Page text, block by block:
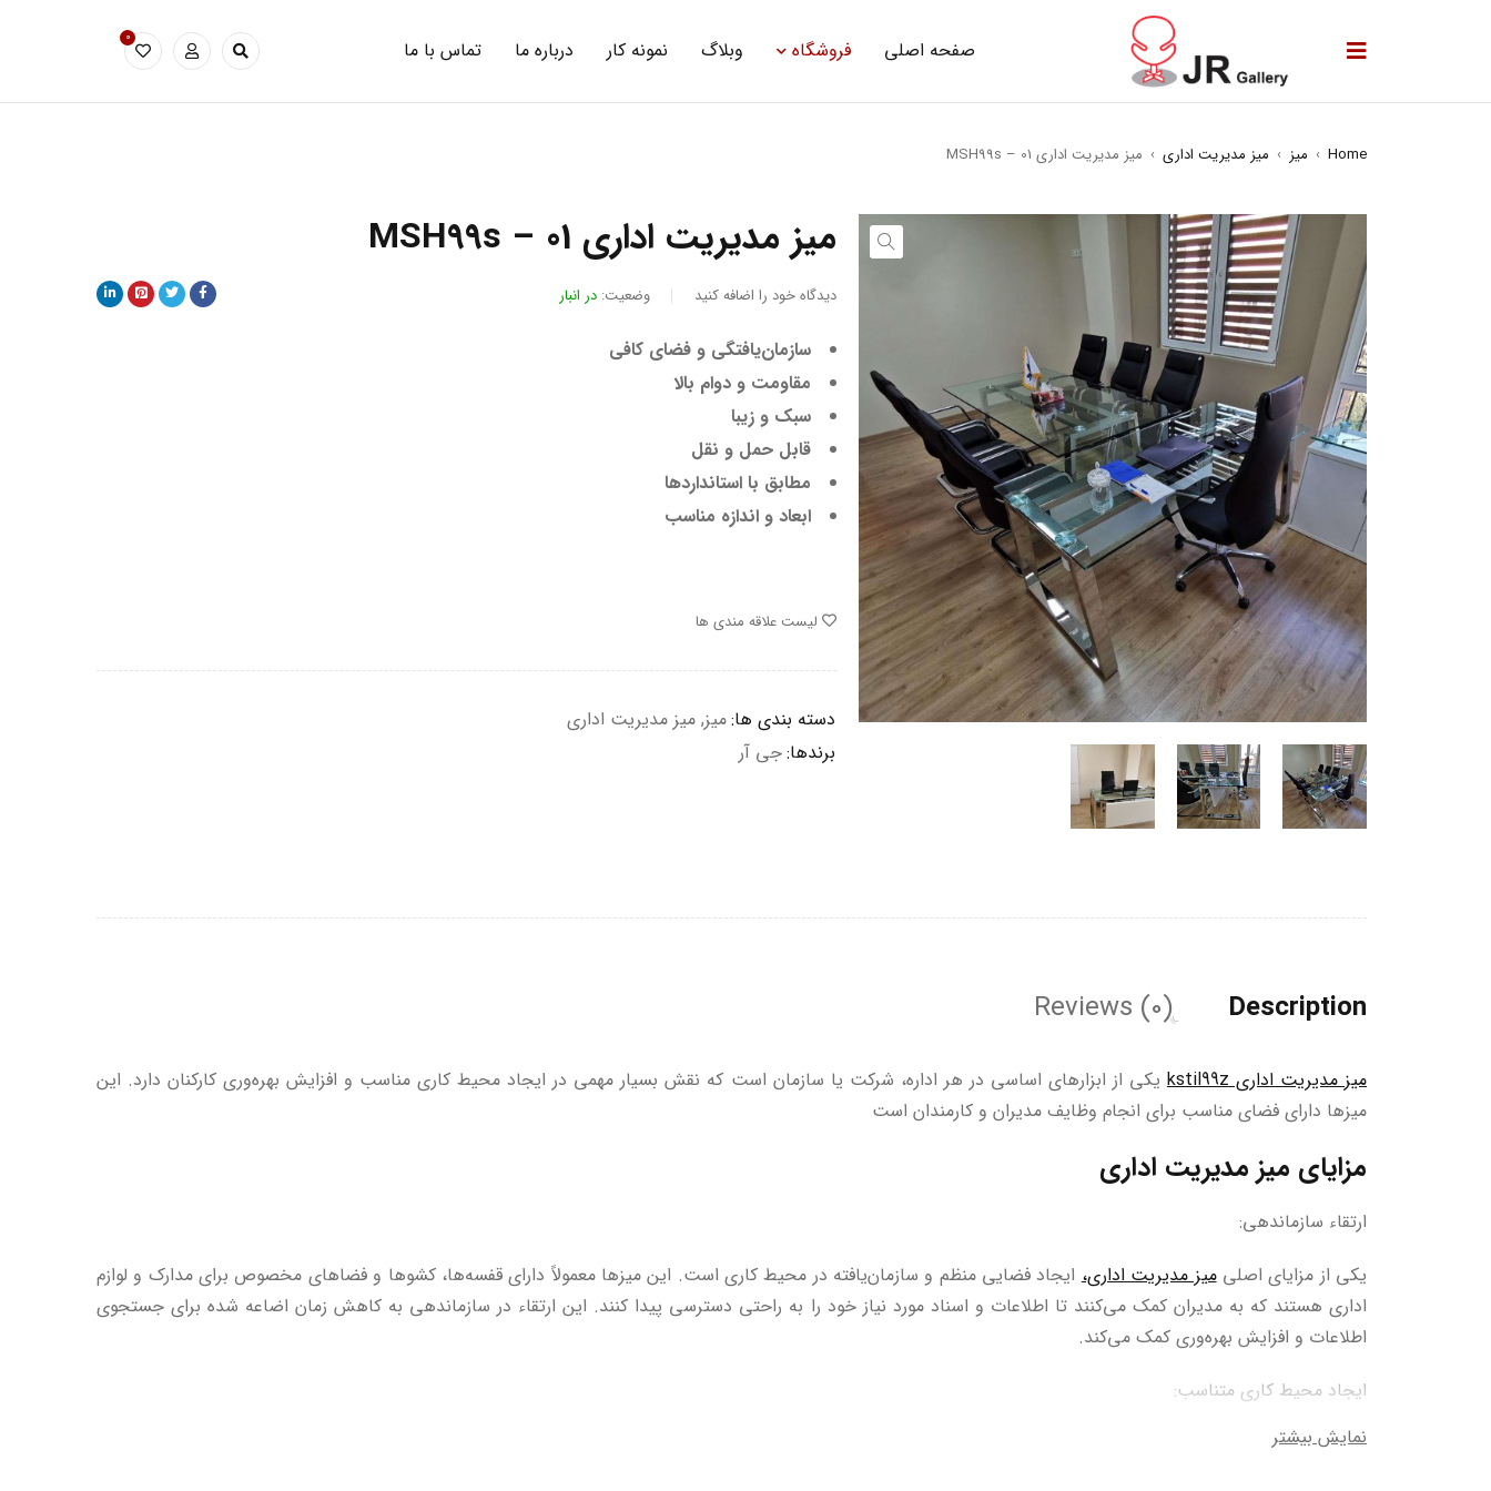
صفحه اصلی فروشگاه وبلاگ نمونه کار درباره ما تماس با ما 0
Home
› میز › میز مدیریت اداری › میز مدیریت اداری MSH99s – 01
میز مدیریت اداری MSH99s – 01
دیدگاه خود را اضافه کنید وضعیت: در انبار
سازمان‌یافتگی و فضای کافی
مقاومت و دوام بالا
سبک و زیبا
قابل حمل و نقل
مطابق با استانداردها
ابعاد و اندازه مناسب
لیست علاقه مندی ها
دسته بندی ها:میز, میز مدیریت اداری
برندها:جی آر
Description
Reviews (0)
میز مدیریت اداری kstil99z
یکی از ابزارهای اساسی در هر اداره، شرکت یا سازمان است که نقش بسیار مهمی در ایجاد محیط کاری مناسب و افزایش بهره‌وری کارکنان دارد. این
میزها دارای فضای مناسب برای انجام وظایف مدیران و کارمندان است
مزایای میز مدیریت اداری
ارتقاء سازماندهی:
یکی از مزایای اصلیمیز مدیریت اداری،ایجاد فضایی منظم و سازمان‌یافته در محیط کاری است. این میز‌ها معمولاً دارای قفسه‌ها، کشوها و فضاهای مخصوص برای مدارک و لوازم
اداری هستند که به مدیران کمک می‌کنند تا اطلاعات و اسناد مورد نیاز خود را به راحتی دسترسی پیدا کنند. این ارتقاء در سازماندهی به کاهش زمان اضاعه شده برای جستجوی
اطلاعات و افزایش بهره‌وری کمک می‌کند.
ایجاد محیط کاری متناسب:
میز مدیریت اداری به عنوان یک عنصر اساسی در دکوراسیون داخلی محیط کاری نیز نقش دارد. طراحی زیبا و مناسب این میز‌ها می‌تواند به ایجاد یک محیط کاری دلپذیر و متناسب
نمایش بیشتر